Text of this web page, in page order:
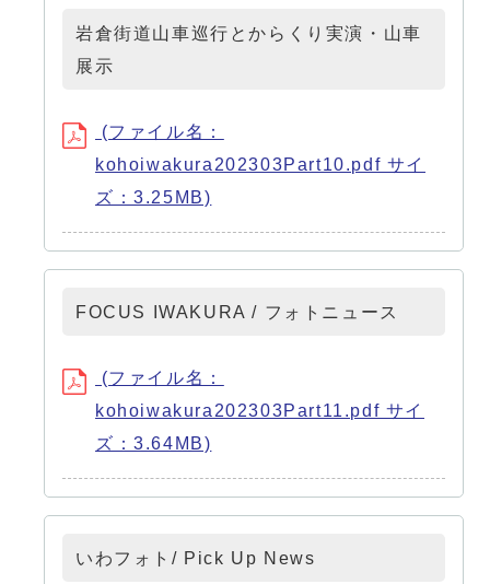
岩倉街道山車巡行とからくり実演・山車
展示
(ファイル名：
kohoiwakura202303Part10.pdf サイ
ズ：3.25MB)
FOCUS IWAKURA / フォトニュース
(ファイル名：
kohoiwakura202303Part11.pdf サイ
ズ：3.64MB)
いわフォト/ Pick Up News